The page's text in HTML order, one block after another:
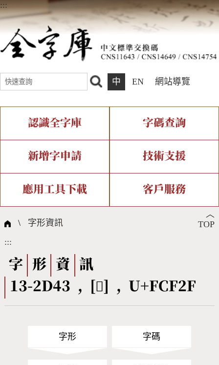
:::
中 EN 網站導覽
認識全字庫
全字庫介紹 全字庫現況
中文碼介紹 專有名詞介紹
國際字碼相關組織
字碼查詢
IDS查詢 部件查詢
複合查詢 注音查詢
筆畫查詢
筆順序查詢
CNS查詢 Unicode查詢
新增字申請
新字申請處理流程
技術支援
字形即時顯示 造字解決方案
全字庫授權 轉碼Web Service
應用工具下載
個人電腦造字處理工具
字形下載
客戶服務
問題集
熱門查詢統計
︿
TOP
\ 字形資訊
:::
字 形 資
訊
13-2D43 , [󼼯] , U+FCF2F
字形 字碼